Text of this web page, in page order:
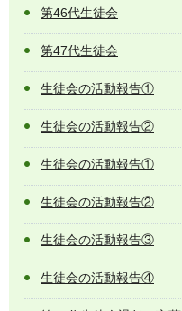
第46代生徒会
第47代生徒会
生徒会の活動報告①
生徒会の活動報告②
生徒会の活動報告①
生徒会の活動報告②
生徒会の活動報告③
生徒会の活動報告④